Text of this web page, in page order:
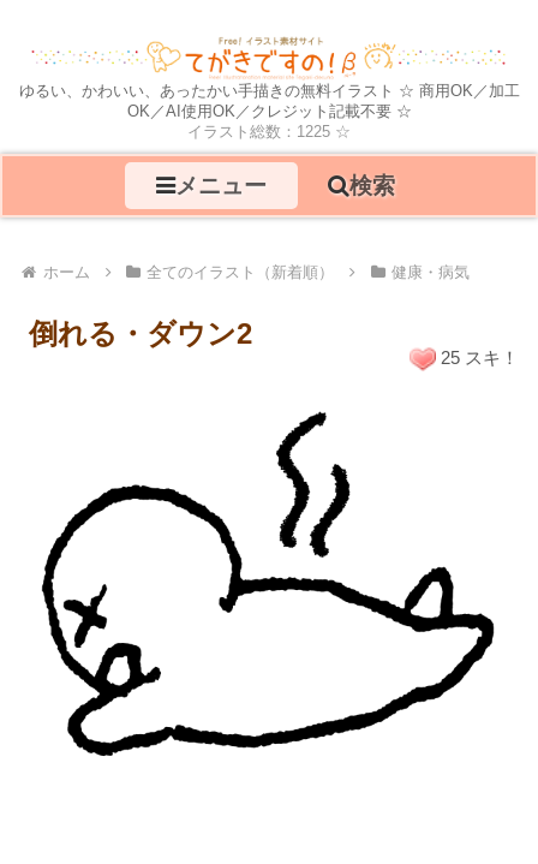
ゆるい、かわいい、あったかい手描きの無料イラスト ☆ 商用OK／加工
OK／AI使用OK／クレジット記載不要 ☆
イラスト総数：1225 ☆
メニュー 検索
ホーム 全てのイラスト（新着順） 健康・病気
倒れる・ダウン2
25 スキ！